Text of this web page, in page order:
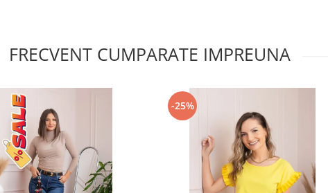
FRECVENT CUMPARATE IMPREUNA
-25%